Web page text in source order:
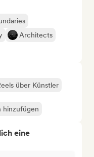
Architects
über Künstler
hinzufügen
eine